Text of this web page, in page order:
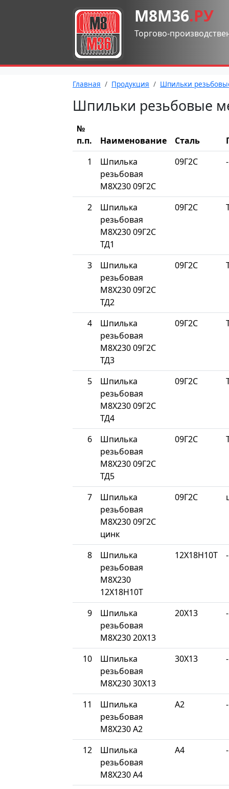
М8М36.РУ
Торгово-
Главная Продукция Шпильки
Шпильки резьбовые
№
п.п.
Наименование Сталь
1
Шпилька
резьбовая
М8Х230 09Г2С
09Г2С -
2
Шпилька
резьбовая
М8Х230 09Г2С
ТД1
09Г2С
3
Шпилька
резьбовая
М8Х230 09Г2С
ТД2
09Г2С
4
Шпилька
резьбовая
М8Х230 09Г2С
ТД3
09Г2С
5
Шпилька
резьбовая
М8Х230 09Г2С
ТД4
09Г2С
6
Шпилька
резьбовая
М8Х230 09Г2С
ТД5
09Г2С
7
Шпилька
резьбовая
М8Х230 09Г2С
цинк
09Г2С
8
Шпилька
резьбовая
М8Х230
12Х18Н10Т
12Х18Н10Т -
9
Шпилька
резьбовая
М8Х230 20Х13
20Х13 -
10
Шпилька
резьбовая
М8Х230 30Х13
30Х13 -
11
Шпилька
резьбовая
М8Х230 A2
A2 -
12
Шпилька
резьбовая
М8Х230 A4
A4 -